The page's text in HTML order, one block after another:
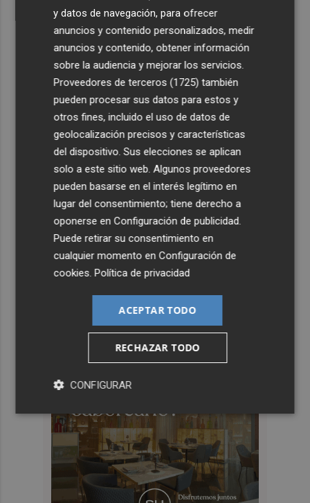
y datos de navegación, para ofrecer
anuncios y contenido personalizados, medir
anuncios y contenido, obtener información
sobre la audiencia y mejorar los servicios.
Proveedores de terceros (1725) también
pueden procesar sus datos para estos y
otros fines, incluido el uso de datos de
geolocalización precisos y características
del dispositivo. Sus elecciones se aplican
solo a este sitio web. Algunos proveedores
pueden basarse en el interés legítimo en
lugar del consentimiento; tiene derecho a
oponerse enConfiguración de publicidad
Puede retirar su consentimiento en
cualquier momento enConfiguración de
cookies .Política de privacidad
ACEPTAR TODO
RECHAZAR TODO
CONFIGURAR